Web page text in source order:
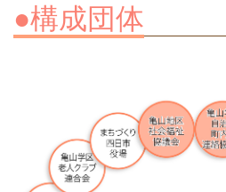
●構成団体